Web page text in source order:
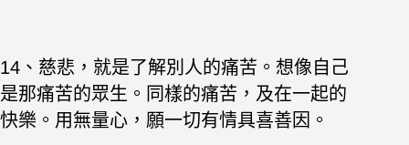
14、慈悲，就是了解別人的痛苦。想像自己
是那痛苦的眾生。同樣的痛苦，及在一起的
快樂。用無量心，願一切有情具喜善因。